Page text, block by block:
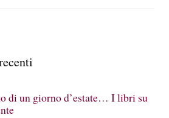
di un giorno d’estate… I libri su